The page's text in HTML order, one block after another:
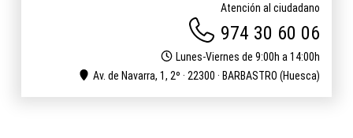
Atención al ciudadano
974 30 60 06
Lunes-Viernes de 9:00h a 14:00h
Av. de Navarra, 1, 2º · 22300 · BARBASTRO (Huesca)